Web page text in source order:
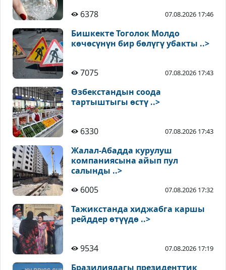
6378 07.08.2026 17:46
Бишкекте Тоголок Молдо
көчөсүнүн бир бөлүгү убакты ..>
7075 07.08.2026 17:43
Өзбекстандын соода
тартыштыгы өстү ..>
6330 07.08.2026 17:43
Жалал-Абадда курулуш
компаниясына айып пул
салынды ..>
6005
07.08.2026 17:32
Тажикстанда хиджабга каршы
рейддер өтүүдө ..>
9534 07.08.2026 17:19
Бразилиядагы президенттик